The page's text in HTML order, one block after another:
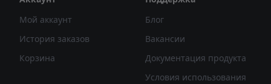
Мой аккаунт
История заказов
Корзина
Блог
Вакансии
Документация продукта
Условия использования